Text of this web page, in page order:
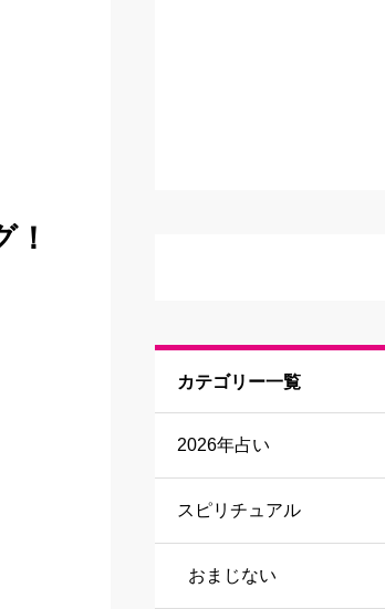
カテゴリー一覧
2026年占い
スピリチュアル
おまじない